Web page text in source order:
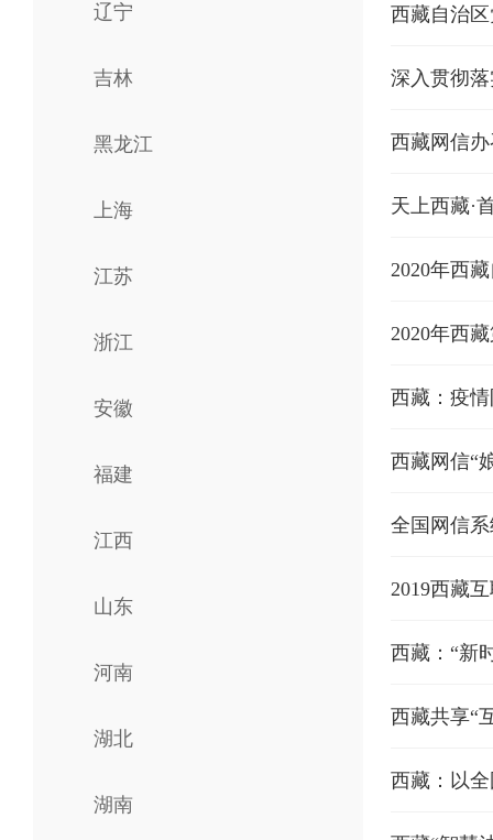
辽宁
吉林
黑龙江
上海
江苏
浙江
安徽
福建
江西
山东
河南
湖北
湖南
西藏自治
深入贯彻
西藏网信
天上西藏·
2020年西
2020年西
西藏：疫
西藏网信“
全国网信
2019西藏
西藏：“新
西藏共享“
西藏：以